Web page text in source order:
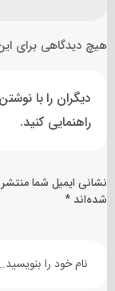
هیچ دیدگاهی برای
دیگران را با
راهنمایی کنید.
نشانی ایمیل شما
شده‌اند *